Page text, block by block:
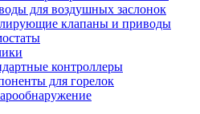
для воздушных заслонок
клапаны и приводы
контроллеры
для горелок